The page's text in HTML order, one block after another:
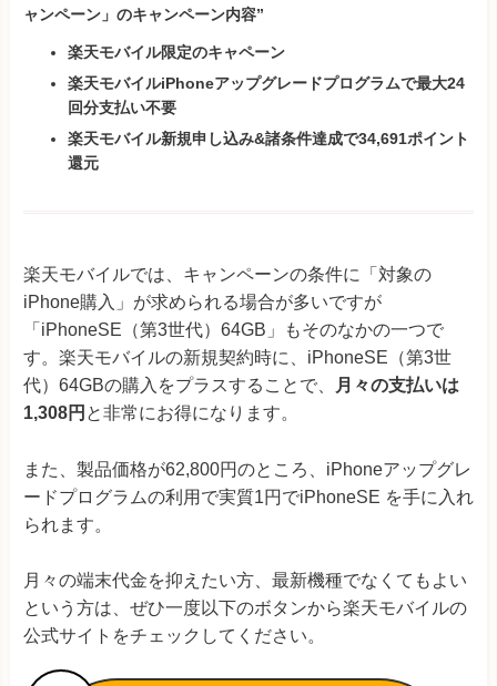
ャンペーン」のキャンペーン内容”
楽天モバイル限定のキャペーン
楽天モバイルiPhoneアップグレードプログラムで最大24
回分支払い不要
楽天モバイル新規申し込み&諸条件達成で34,691ポイント
還元
楽天モバイルでは、キャンペーンの条件に「対象の
iPhone購入」が求められる場合が多いですが
「iPhoneSE（第3世代）64GB」もそのなかの一つで
す。楽天モバイルの新規契約時に、iPhoneSE（第3世
代）64GBの購入をプラスすることで、
月々の支払いは
1,308円 と非常にお得になります。
また、製品価格が62,800円のところ、iPhoneアップグレ
ードプログラムの利用で実質1円でiPhoneSE を手に入れ
られます。
月々の端末代金を抑えたい方、最新機種でなくてもよい
という方は、ぜひ一度以下のボタンから楽天モバイルの
公式サイトをチェックしてください。